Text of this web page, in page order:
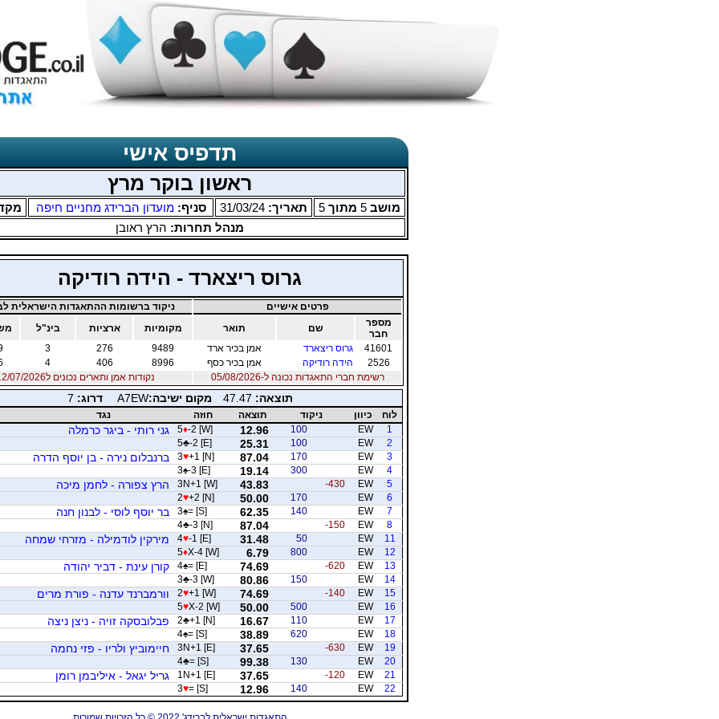
תדפיס אישי
ראשון בוקר מרץ
מושב 5 מתוך 5 תאריך: 31/03/24 סניף:מועדון הברידג מחניים חיפה
מנהל תחרות: הרץ ראובן
גרוס ריצארד - הידה רודיקה
פרטים אישיים
ניקוד ברשומות ההתאגדות הישראלית
מספר
חבר
שם תואר מקומיות ארציות בינ"ל
41601
גרוס ריצארד אמן בכיר ארד 9489
276
3
2526
הידה רודיקה אמן בכיר כסף 8996
406
4
רשימת חברי התאגדות נכונה ל-05/08/2026
נקודות אמן ותארים נכונים ל12/07/2026
תוצאה: 47.47 מקום ישיבה:A7EW דרוג: 7
לוח כיוון ניקוד תוצאה חוזה
נגד
1
EW
100
12.96
5♦-2 [W] גני רותי - ביגר כרמלה
2
EW
100
25.31
5♣-2 [E]
3
EW
170
87.04
3♥+1 [N] ברנבלום נירה - בן יוסף הדרה
4
EW
300
19.14
3♠-3 [E]
5
EW
-430
43.83
3N+1 [W] הרץ צפורה - לחמן מיכה
6
EW
170
50.00
2♥+2 [N]
7
EW
140
62.35
3♠= [S] בר יוסף לוסי - לבנון חנה
8
EW
-150
87.04
4♣-3 [N]
11
EW
50
31.48
4♥-1 [E] מירקין לודמילה - מזרחי שמחה
12
EW
800
6.79
5♦X-4 [W]
13
EW
-620
74.69
4♠= [E] קורן עינת - דביר יהודה
14
EW
150
80.86
3♣-3 [W]
15
EW
-140
74.69
2♥+1 [W] וורמברנד עדנה - פורת מרים
16
EW
500
50.00
5♥X-2 [W]
17
EW
110
16.67
2♣+1 [N] פבלובסקה זויה - ניצן ניצה
18
EW
620
38.89
4♠= [S]
19
EW
-630
37.65
3N+1 [E] חיימוביץ ולריו - פזי נחמה
20
EW
130
99.38
4♣= [S]
21
EW
-120
37.65
1N+1 [E] גריל יגאל - איליבמן רומן
22
EW
140
12.96
3♥= [S]